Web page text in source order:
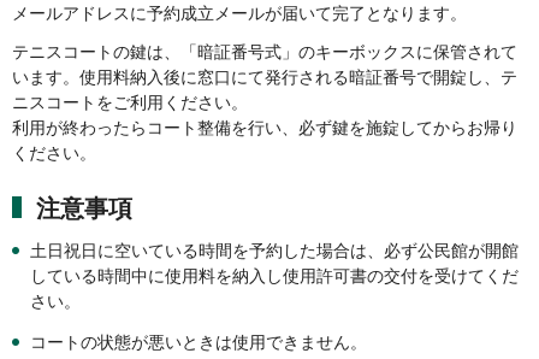
メールアドレスに予約成立メールが届いて完了となります。
テニスコートの鍵は、「暗証番号式」のキーボックスに保管されて
います。使用料納入後に窓口にて発行される暗証番号で開錠し、テ
ニスコートをご利用ください。
利用が終わったらコート整備を行い、必ず鍵を施錠してからお帰り
ください。
注意事項
土日祝日に空いている時間を予約した場合は、必ず公民館が開館
している時間中に使用料を納入し使用許可書の交付を受けてくだ
さい。
コートの状態が悪いときは使用できません。